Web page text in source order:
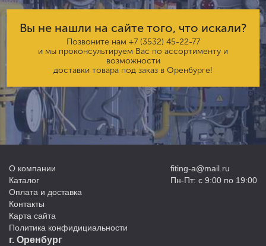
Вы не нашли на сайте того, что искали?
Позвоните нам +7 (3532) 45-22-77
и мы проконсультируем Вас по ассортименту и
возможности
доставки товара под заказ в Оренбурге!
О компании
Каталог
Оплата и доставка
Контакты
Карта сайта
Политика конфидициальности
fiting-a@mail.ru
Пн-Пт: с 9:00 по 19:00
г. Оренбург